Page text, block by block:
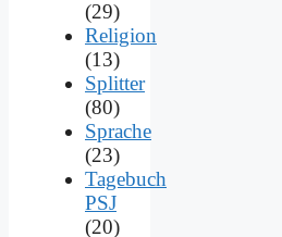
(29)
Religion
(13)
Splitter
(80)
Sprache
(23)
Tagebuch
PSJ
(20)